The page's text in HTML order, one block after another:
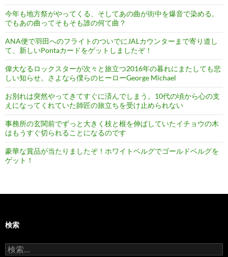
今年も地方祭がやってくる、そしてあの曲が街中を爆音で染める。
でもあの曲ってそもそも誰の何て曲？
ANA便で羽田へのフライトのついでにJALカウンターまで寄り道し
て、新しいPontaカードをゲットしましたぞ！
偉大なるロックスターが次々と旅立つ2016年の暮れにまたしても悲
しい知らせ。さよなら僕らのヒーローGeorge Michael
お別れは突然やってきてすぐに済んでしまう。10代の頃から心の支
えになってくれていた師匠の旅立ちを受け止められない
事務所の玄関前でずっと大きく枝と根を伸ばしていたイチョウの木
はもうすぐ切られることになるのです
豪華な賞品が当たりましたぞ！ホワイトベルグでゴールドベルグを
ゲット！
検索
検